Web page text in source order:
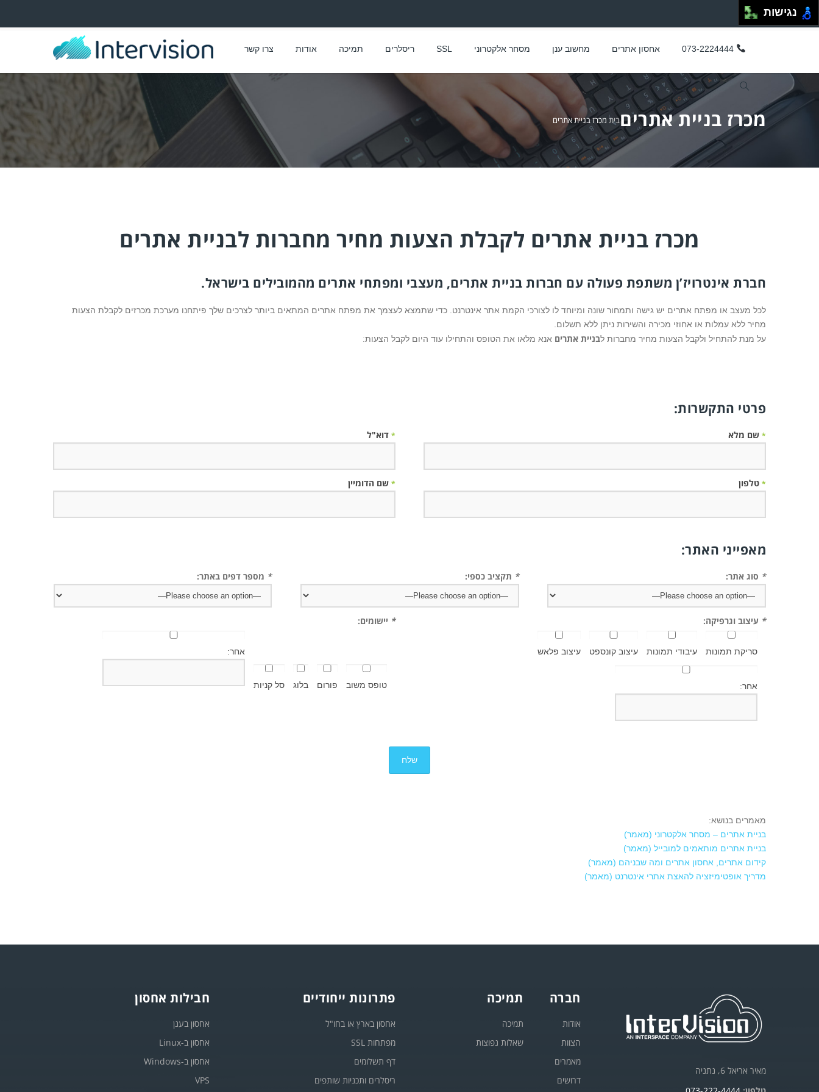
אחסון אתרים מחשוב ענן מסחר אלקטרוני SSL ריסלרים תמיכה אודות צרו קשר
מכרז בניית אתריםבית מכרז בניית אתרים
מכרז בניית אתרים לקבלת הצעות מחיר מחברות לבניית אתרים
חברת אינטרויז’ן משתפת פעולה עם חברות בניית אתרים, מעצבי ומפתחי אתרים מהמובילים בישראל.
לכל מעצב או מפתח אתרים יש גישה ותמחור שונה ומיוחד לו לצורכי הקמת אתר אינטרנט. כדי שתמצא לעצמך את מפתח אתרים המתאים ביותר לצרכים שלך פיתחנו מערכת מכרזים לקבלת הצעות
מחיר ללא עמלות או אחוזי מכירה והשירות ניתן ללא תשלום.
על מנת להתחיל ולקבל הצעות מחיר מחברות לבניית אתרים אנא מלאו את הטופס והתחילו עוד היום לקבל הצעות:
פרטי התקשרות:
* שם מלא * דוא"ל
* טלפון * שם הדומיין
מאפייני האתר:
* סוג אתר: * תקציב כספי: * מספר דפים באתר:
* עיצוב וגרפיקה:
סריקת תמונות עיבודי תמונות עיצוב קונספט עיצוב פלאש
אחר:
* יישומים:
טופס משוב פורום בלוג סל קניות
אחר:
מאמרים בנושא:
בניית אתרים – מסחר אלקטרוני (מאמר)
בניית אתרים מותאמים למובייל (מאמר)
קידום אתרים, אחסון אתרים ומה שבניהם (מאמר)
מדריך אופטימיזציה להאצת אתרי אינטרנט (מאמר)
מאיר אריאל 6, נתניה
חברה
אודות
הצוות
מאמרים
דרושים
תמיכה
תמיכה
שאלות נפוצות
פתרונות ייחודיים
אחסון בארץ או בחו"ל
מפתחות SSL
דף תשלומים
ריסלרים ותכניות שותפים
חבילות אחסון
אחסון בענן
אחסון ב-Linux
אחסון ב-Windows
VPS
נגישות